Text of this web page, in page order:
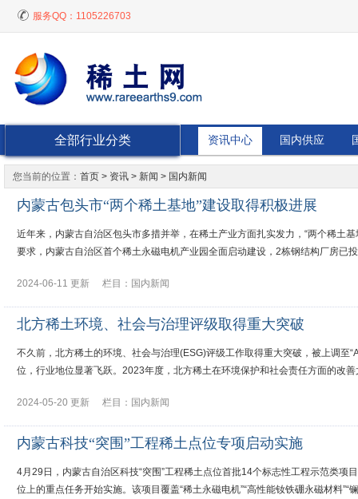
服务QQ： 1105226703
资讯中心 国内供应
全部行业分类
您当前的位置： 首页 > 资讯 > 新闻 > 国内新闻
内蒙古包头市“两个稀土基地”建设取得积极进展
近年来，内蒙古自治区包头市多措并举，在稀土产业方面扎实发力，“两个稀土
要求，内蒙古自治区首个稀土永磁电机产业园全面启动建设，2栋钢结构厂房已
2024-06-11 更新 栏目： 国内新闻
北方稀土环境、社会与治理评级取得重大突破
不久前，北方稀土的环境、社会与治理(ESG)评级工作取得重大突破，被上调
位，行业地位显著飞跃。2023年度，北方稀土在环境保护和社会责任方面的改
2024-05-20 更新 栏目： 国内新闻
内蒙古科技“突围”工程稀土点位专项启动实施
4月29日，内蒙古自治区科技“突围”工程稀土点位首批14个标志性工程示范类项
位上的重点任务开始实施。该项目覆盖“稀土永磁电机”“高性能钕铁硼永磁材料